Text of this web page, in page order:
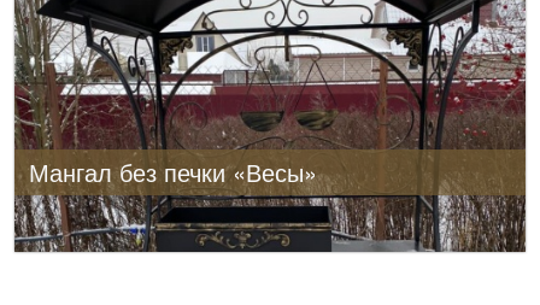
Мангал без печки «Весы»